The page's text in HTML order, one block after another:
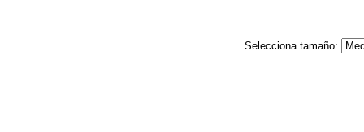
Selecciona tamaño: